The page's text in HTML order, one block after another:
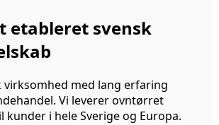
etableret svensk
virksomhed med lang erfaring
Vi leverer ovntørret
i hele Sverige og Europa.